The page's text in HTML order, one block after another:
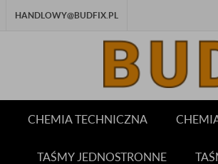
HANDLOWY@BUDFIX.PL
CHEMIA TECHNICZNA
TAŚMY JEDNOSTRONNE